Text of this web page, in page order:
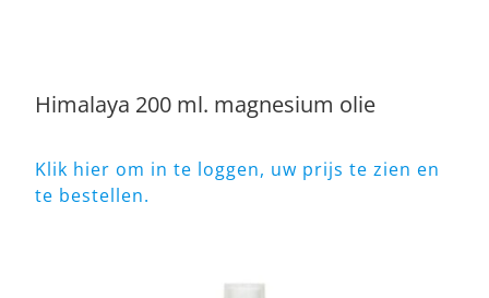
Himalaya 200 ml. magnesium olie
Klik hier om in te loggen, uw prijs te zien en
te bestellen.